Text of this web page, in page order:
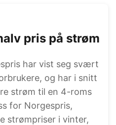
pris på strøm
har vist seg svært
og har i snitt
strøm til en 4-roms
for Norgespris,
strømpriser i vinter,